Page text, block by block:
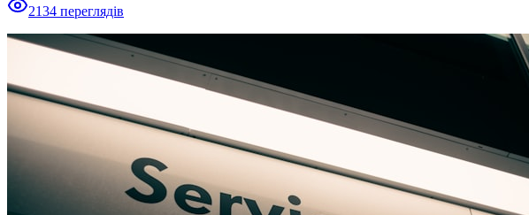
2134 переглядів